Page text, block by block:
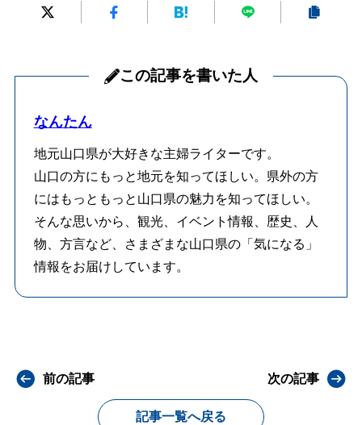
この記事を書いた人
なんたん
地元山口県が大好きな主婦ライターです。
山口の方にもっと地元を知ってほしい。県外の方
にはもっともっと山口県の魅力を知ってほしい。
そんな思いから、観光、イベント情報、歴史、人
物、方言など、さまざまな山口県の「気になる」
情報をお届けしています。
前の記事
記事一覧へ戻る
次の記事